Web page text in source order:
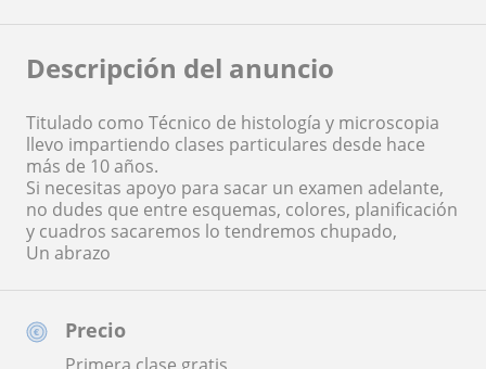
Precio
Descripción del anuncio
Titulado como Técnico de histología y microscopia
llevo impartiendo clases particulares desde hace
más de 10 años.
Si necesitas apoyo para sacar un examen adelante,
no dudes que entre esquemas, colores, planificación
y cuadros sacaremos lo tendremos chupado,
Un abrazo